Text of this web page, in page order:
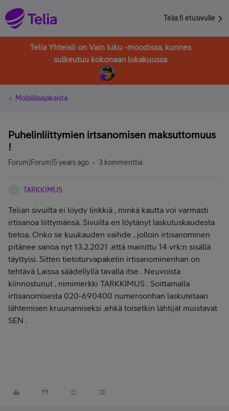
Telia.fi etusivulle
Telia Yhteisö on Vain luku -moodissa, kunnes
sulkeutuu kokonaan lokakuussa
Mobiililaajakaista
Puhelinliittymien irtsanomisen maksuttomuus
!
Forum|Forum|5 years ago 3 kommenttia
TARKKIMUS
Telian sivuilta ei löydy linkkiä , minkä kautta voi varmasti
irtisanoa liittymänsä. Sivuilta en löytänyt laskutuskaudesta
tietoa. Onko se kuukauden vaihde , jolloin irtisanominen
pitänee sanoa nyt 13.2.2021 ,että mainittu 14 vrk:n sisällä
täyttyisi. Sitten tietoturvapaketin irtisanominenhan on
tehtävä Laissa säädellyllä tavalla itse . Neuvoista
kiinnostunut , nimimerkki TARKKIMUS . Soittamalla
irtisanomisesta 020-690400 numeroonhan laskutetaan
lähtemisen kruunamiseksi ,ehkä toisetkin lähtijät muistavat
SEN .